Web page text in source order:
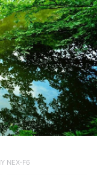
NEX-F6